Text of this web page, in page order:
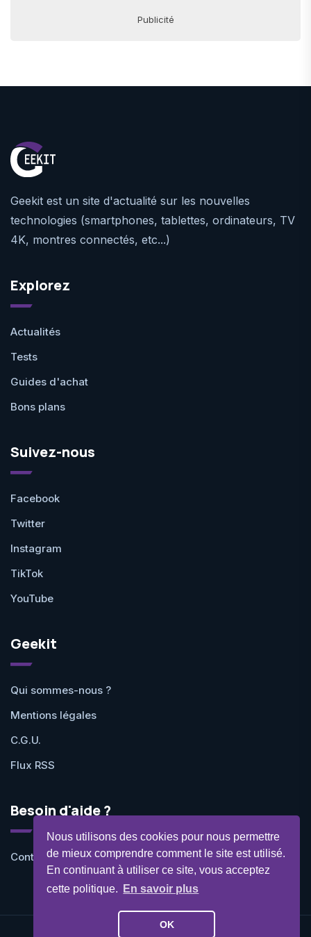
Nous utilisons des cookies pour nous permettre
de mieux comprendre comment le site est utilisé.
En continuant à utiliser ce site, vous acceptez
cette politique.
En savoir plus
OK
Publicité
Geekit est un site d'actualité sur les nouvelles
technologies (smartphones, tablettes, ordinateurs, TV
4K, montres connectés, etc...)
Explorez
Actualités
Tests
Guides d'achat
Bons plans
Suivez-nous
Facebook
Twitter
Instagram
TikTok
YouTube
Geekit
Qui sommes-nous ?
Mentions légales
C.G.U.
Flux RSS
Besoin d'aide ?
Contactez-nous